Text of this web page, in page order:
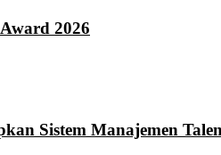
2026
Sistem Manajemen